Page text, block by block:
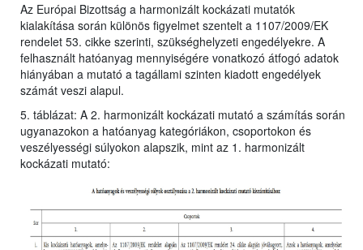
Az Európai Bizottság a harmonizált kockázati mutatók
kialakítása során különös figyelmet szentelt a 1107/2009/EK
rendelet 53. cikke szerinti, szükséghelyzeti engedélyekre. A
felhasznált hatóanyag mennyiségére vonatkozó átfogó adatok
hiányában a mutató a tagállami szinten kiadott engedélyek
számát veszi alapul.
5. táblázat: A 2. harmonizált kockázati mutató a számítás során
ugyanazokon a hatóanyag kategóriákon, csoportokon és
veszélyességi súlyokon alapszik, mint az 1. harmonizált
kockázati mutató: